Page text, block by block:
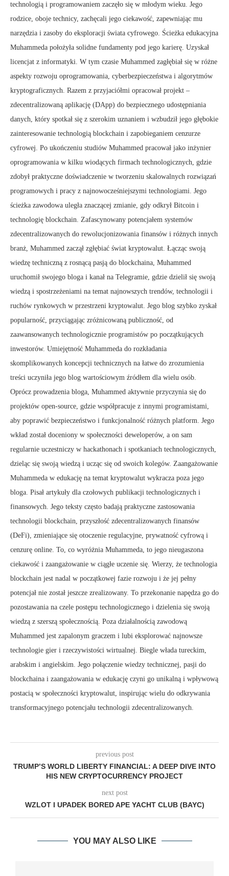
technologią i programowaniem zaczęło się w młodym wieku. Jego
rodzice, oboje technicy, zachęcali jego ciekawość, zapewniając mu
narzędzia i zasoby do eksploracji świata cyfrowego. Ścieżka edukacyjna
Muhammeda położyła solidne fundamenty pod jego karierę. Uzyskał
licencjat z informatyki. W tym czasie Muhammed zagłębiał się w różne
aspekty rozwoju oprogramowania, cyberbezpieczeństwa i algorytmów
kryptograficznych. Razem z przyjaciółmi opracował projekt –
zdecentralizowaną aplikację (DApp) do bezpiecznego udostępniania
danych, który spotkał się z szerokim uznaniem i wzbudził jego głębokie
zainteresowanie technologią blockchain i zapobieganiem cenzurze
cyfrowej. Po ukończeniu studiów Muhammed pracował jako inżynier
oprogramowania w kilku wiodących firmach technologicznych, gdzie
zdobył praktyczne doświadczenie w tworzeniu skalowalnych rozwiązań
programowych i pracy z najnowocześniejszymi technologiami. Jego
ścieżka zawodowa uległa znaczącej zmianie, gdy odkrył Bitcoin i
technologię blockchain. Zafascynowany potencjałem systemów
zdecentralizowanych do rewolucjonizowania finansów i różnych innych
branż, Muhammed zaczął zgłębiać świat kryptowalut. Łącząc swoją
wiedzę techniczną z rosnącą pasją do blockchaina, Muhammed
uruchomił swojego bloga i kanał na Telegramie, gdzie dzielił się swoją
wiedzą i spostrzeżeniami na temat najnowszych trendów, technologii i
ruchów rynkowych w przestrzeni kryptowalut. Jego blog szybko zyskał
popularność, przyciągając zróżnicowaną publiczność, od
zaawansowanych technologicznie programistów po początkujących
inwestorów. Umiejętność Muhammeda do rozkładania
skomplikowanych koncepcji technicznych na łatwe do zrozumienia
treści uczyniła jego blog wartościowym źródłem dla wielu osób.
Oprócz prowadzenia bloga, Muhammed aktywnie przyczynia się do
projektów open-source, gdzie współpracuje z innymi programistami,
aby poprawić bezpieczeństwo i funkcjonalność różnych platform. Jego
wkład został doceniony w społeczności deweloperów, a on sam
regularnie uczestniczy w hackathonach i spotkaniach technologicznych,
dzieląc się swoją wiedzą i ucząc się od swoich kolegów. Zaangażowanie
Muhammeda w edukację na temat kryptowalut wykracza poza jego
bloga. Pisał artykuły dla czołowych publikacji technologicznych i
finansowych. Jego teksty często badają praktyczne zastosowania
technologii blockchain, przyszłość zdecentralizowanych finansów
(DeFi), zmieniające się otoczenie regulacyjne, prywatność cyfrową i
cenzurę online. To, co wyróżnia Muhammeda, to jego nieugaszona
ciekawość i zaangażowanie w ciągłe uczenie się. Wierzy, że technologia
blockchain jest nadal w początkowej fazie rozwoju i że jej pełny
potencjał nie został jeszcze zrealizowany. To przekonanie napędza go do
pozostawania na czele postępu technologicznego i dzielenia się swoją
wiedzą z szerszą społecznością. Poza działalnością zawodową
Muhammed jest zapalonym graczem i lubi eksplorować najnowsze
technologie gier i rzeczywistości wirtualnej. Biegle włada tureckim,
arabskim i angielskim. Jego połączenie wiedzy technicznej, pasji do
blockchaina i zaangażowania w edukację czyni go unikalną i wpływową
postacią w społeczności kryptowalut, inspirując wielu do odkrywania
transformacyjnego potencjału technologii zdecentralizowanych.
previous post
TRUMP’S WORLD LIBERTY FINANCIAL: A DEEP DIVE INTO
HIS NEW CRYPTOCURRENCY PROJECT
next post
WZLOT I UPADEK BORED APE YACHT CLUB (BAYC)
YOU MAY ALSO LIKE